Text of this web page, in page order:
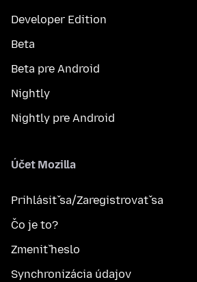
Developer Edition
Beta
Beta pre Android
Nightly
Nightly pre Android
Účet Mozilla
Prihlásiť sa/Zaregistrovať sa
Čo je to?
Zmeniť heslo
Synchronizácia údajov